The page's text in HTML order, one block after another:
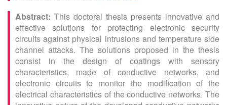
This doctoral thesis presents innovative and
effective solutions for protecting electronic security
circuits against physical intrusions and temperature side
channel attacks. The solutions proposed in the thesis
consist in the design of coatings with sensory
characteristics, made of conductive networks, and
electronic circuits to monitor the modification of the
electrical characteristics of the conductive networks. The